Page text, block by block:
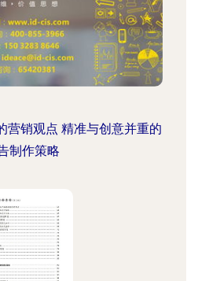
营销观点 精准与创意并重的
制作策略